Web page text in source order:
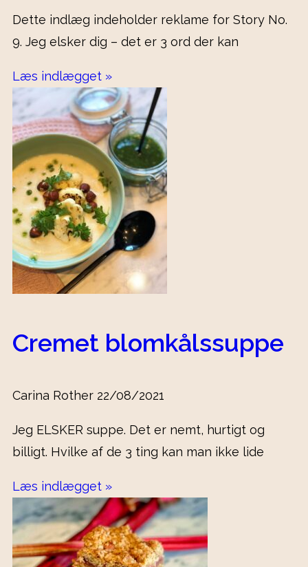
Dette indlæg indeholder reklame for Story No.
9. Jeg elsker dig – det er 3 ord der kan
Læs indlægget »
Cremet blomkålssuppe
Carina Rother 22/08/2021
Jeg ELSKER suppe. Det er nemt, hurtigt og
billigt. Hvilke af de 3 ting kan man ikke lide
Læs indlægget »